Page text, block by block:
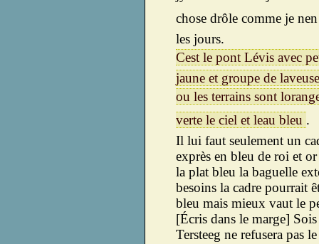
chose drôle comme je
les jours.
Cest le pont Lévis avec
jaune et groupe de
ou les terrains sont
verte le ciel et leau bleu .
Il lui faut seulement un
exprès en bleu de roi et
la plat bleu la baguelle
besoins la cadre pourrait
bleu mais mieux vaut le
[Écris dans le marge] Sois
Tersteeg ne refusera pas